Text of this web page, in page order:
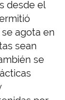
desde el
agota en
sean
se